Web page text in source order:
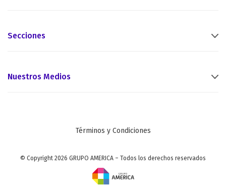
Secciones
Nuestros Medios
Términos y Condiciones
© Copyright 2026 GRUPO AMERICA – Todos los derechos reservados